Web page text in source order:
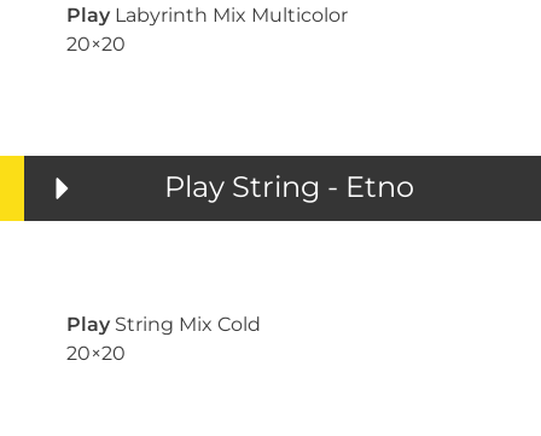
Play Labyrinth Mix Multicolor
20×20
Play String - Etno
Play String Mix Cold
20×20